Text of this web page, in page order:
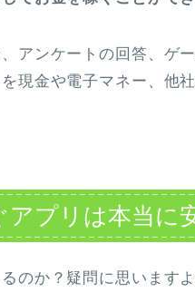
アンケートの回答、ゲ
現金や電子マネー、他
アプリは本当に
のか？疑問に思いますよ